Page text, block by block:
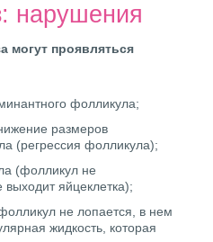
нарушения
могут проявляться
фолликула;
размеров
(регрессия фолликула);
(фолликул не
выходит яйцеклетка);
не лопается, в нем
жидкость, которая